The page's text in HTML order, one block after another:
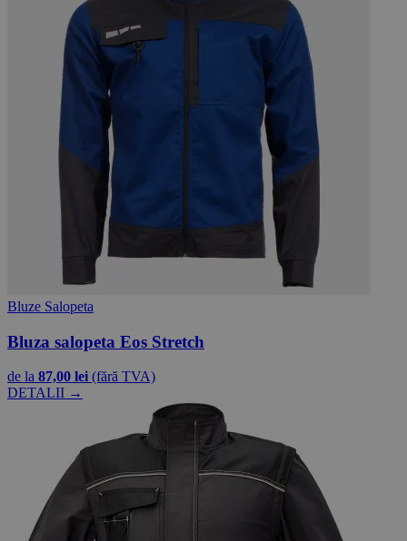
Bluze Salopeta
Bluza salopeta Eos Stretch
de la 87,00 lei (fără TVA)
DETALII →